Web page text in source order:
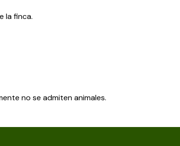
la finca.
no se admiten animales.